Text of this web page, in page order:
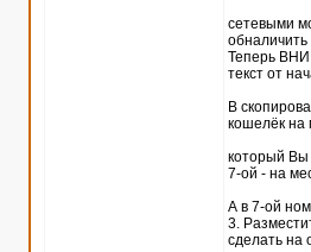
сетевыми
обналичить
Теперь
текст от
В
кошелёк на
который Вы
7-ой - на
А в 7-ой
3.
сделать на